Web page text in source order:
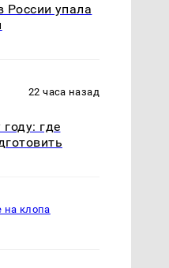
России упала
22 часа назад
где
на клопа